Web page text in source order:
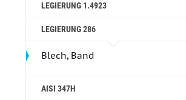
LEGIERUNG 1.4923
LEGIERUNG 286
Blech, Band
AISI 347H